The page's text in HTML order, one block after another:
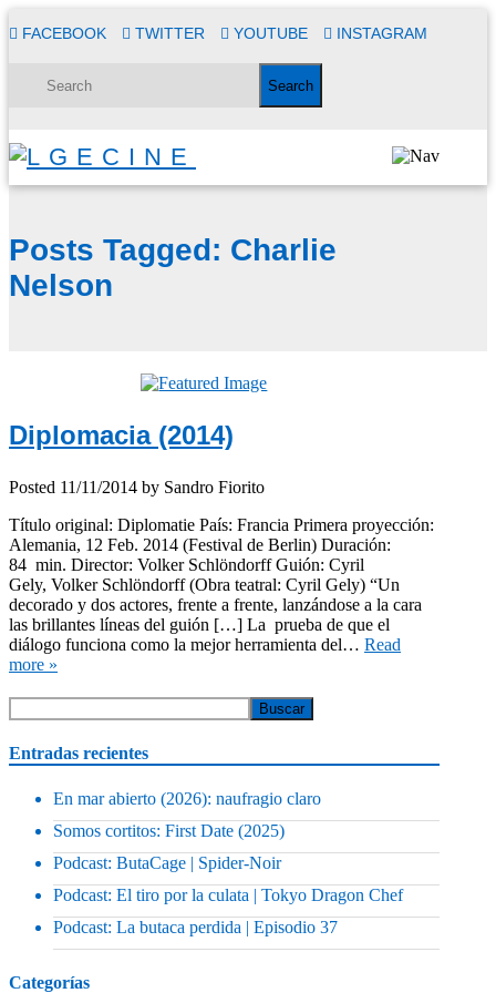
FACEBOOK TWITTER YOUTUBE INSTAGRAM
Posts Tagged: Charlie
Nelson
Diplomacia (2014)
Posted 11/11/2014 by Sandro Fiorito
Título original: Diplomatie País: Francia Primera proyección:
Alemania, 12 Feb. 2014 (Festival de Berlin) Duración:
84 min. Director: Volker Schlöndorff Guión: Cyril
Gely, Volker Schlöndorff (Obra teatral: Cyril Gely) “Un
decorado y dos actores, frente a frente, lanzándose a la cara
las brillantes líneas del guión […] La prueba de que el
diálogo funciona como la mejor herramienta del… Read
more »
Entradas recientes
En mar abierto (2026): naufragio claro
Somos cortitos: First Date (2025)
Podcast: ButaCage | Spider-Noir
Podcast: El tiro por la culata | Tokyo Dragon Chef
Podcast: La butaca perdida | Episodio 37
Categorías